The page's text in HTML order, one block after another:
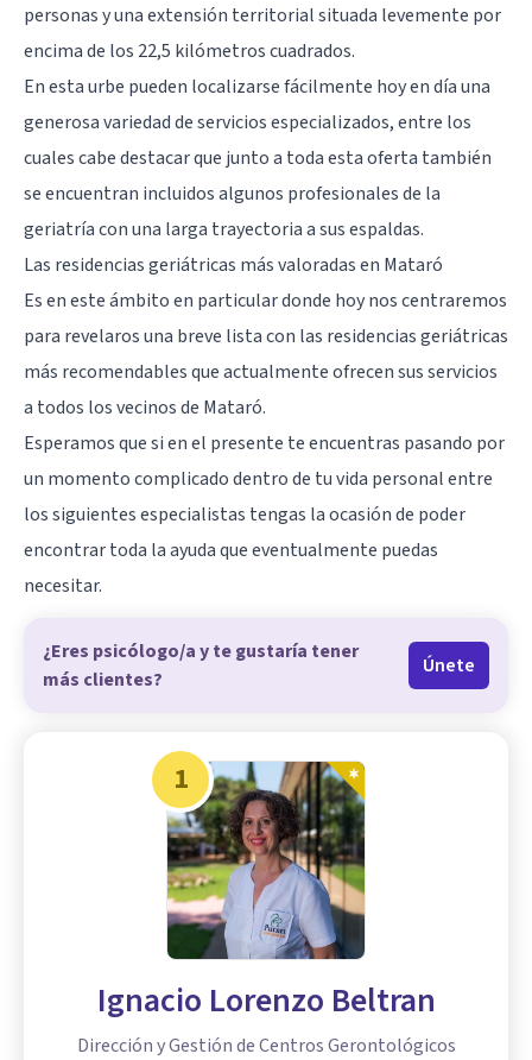
personas y una extensión territorial situada levemente por
encima de los 22,5 kilómetros cuadrados.
En esta urbe pueden localizarse fácilmente hoy en día una
generosa variedad de servicios especializados, entre los
cuales cabe destacar que junto a toda esta oferta también
se encuentran incluidos algunos profesionales de la
geriatría con una larga trayectoria a sus espaldas.
Las residencias geriátricas más valoradas en Mataró
Es en este ámbito en particular donde hoy nos centraremos
para revelaros una breve lista con las residencias geriátricas
más recomendables que actualmente ofrecen sus servicios
a todos los vecinos de Mataró.
Esperamos que si en el presente te encuentras pasando por
un momento complicado dentro de tu vida personal entre
los siguientes especialistas tengas la ocasión de poder
encontrar toda la ayuda que eventualmente puedas
necesitar.
¿Eres psicólogo/a y te gustaría tener
más clientes?
Únete
1
Ignacio Lorenzo Beltran
Dirección y Gestión de Centros Gerontológicos